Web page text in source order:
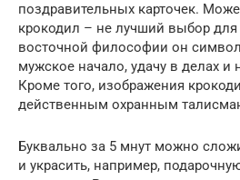
поздравительных карточек.
крокодил – не лучший выбор
восточной философии он
мужское начало, удачу в делах и
Кроме того, изображения
действенным охранным
Буквально за 5 мнут можно
и украсить, например,